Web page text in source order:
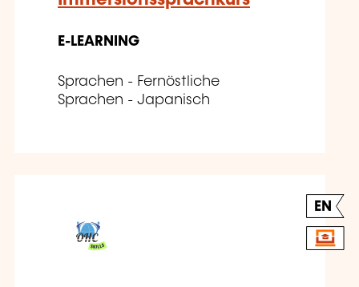
E-LEARNING
Sprachen - Fernöstliche
Sprachen - Japanisch
EN